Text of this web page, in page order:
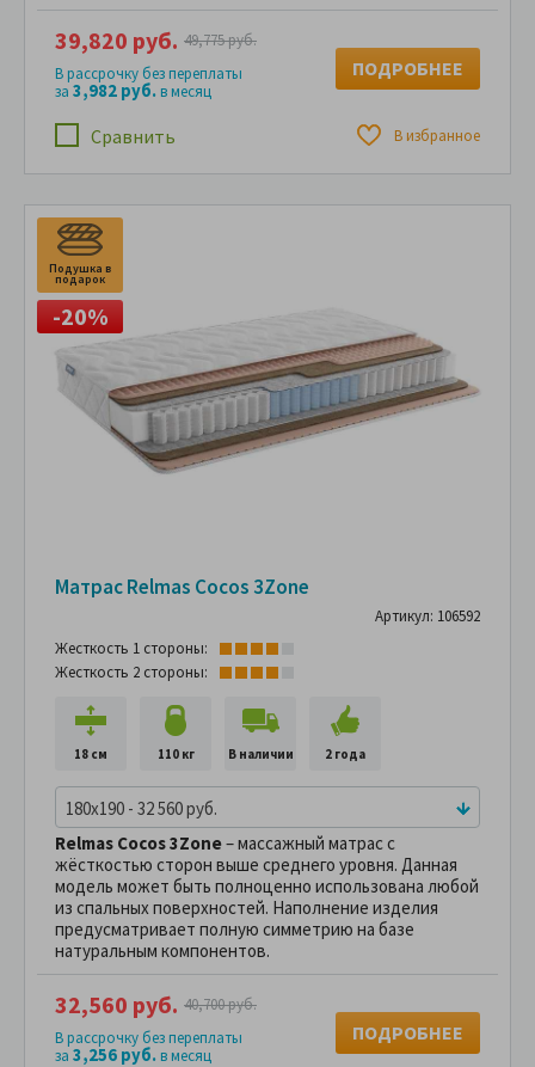
Сравнить В избранное
39,820 руб. 49,775 руб.
В рассрочку без переплаты
за 3,982 руб.в месяц
ПОДРОБНЕЕ
Подушка в
подарок
-20%
Матрас Relmas Cocos 3Zone
Артикул: 106592
Жесткость 1 стороны:
Жесткость 2 стороны:
18 см 110 кг В наличии 2 года
180x190 - 32 560 руб.
Relmas Cocos 3Zone– массажный матрас с
жёсткостью сторон выше среднего уровня. Данная
модель может быть полноценно использована любой
из спальных поверхностей. Наполнение изделия
предусматривает полную симметрию на базе
натуральным компонентов.
32,560 руб. 40,700 руб.
В рассрочку без переплаты
за 3,256 руб.в месяц
ПОДРОБНЕЕ